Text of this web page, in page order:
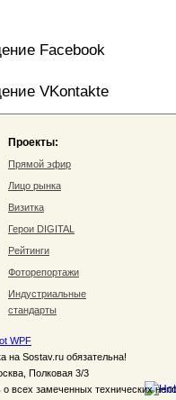
Facebook
VKontakte
Проекты:
Прямой эфир
Лицо рынка
Визитка
Герои DIGITAL
Рейтинги
Фоторепортажи
Индустриальные
стандарты
WPF
на Sostav.ru обязательна!
Полковая 3/3
всех замеченных технических